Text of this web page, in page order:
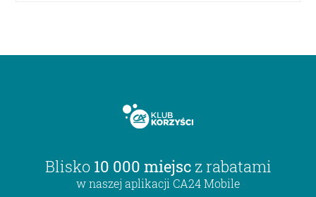
Blisko 10 000 miejsc z rabatami
w naszej aplikacji CA24 Mobile